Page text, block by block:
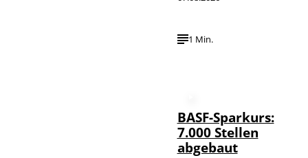
1 Min.
BASF-Sparkurs:
7.000 Stellen
abgebaut